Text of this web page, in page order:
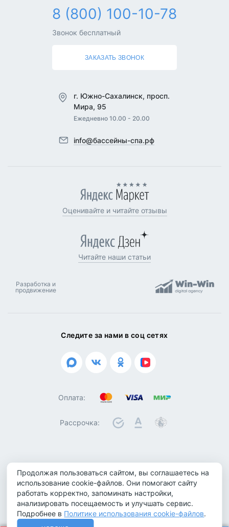
Продолжая пользоваться сайтом, вы соглашаетесь на
использование cookie-файлов. Они помогают сайту
работать корректно, запоминать настройки,
анализировать посещаемость и улучшать сервис.
Подробнее в Политике использования cookie-файлов.
Следите за нами в соц сетях
Оплата:
Рассрочка:
Политика конфиденциальности
Политика обработки персональных данных
Политика использования cookie-файлов
8 (800) 100-10-78
Звонок бесплатный
ЗАКАЗАТЬ ЗВОНОК
г. Южно-Сахалинск, просп.
Мира, 95
Ежедневно 10.00 - 20.00
info@бассейны-спа.рф
Оценивайте и читайте отзывы
Читайте наши статьи
Разработка и
продвижение
Не является публичной офертой